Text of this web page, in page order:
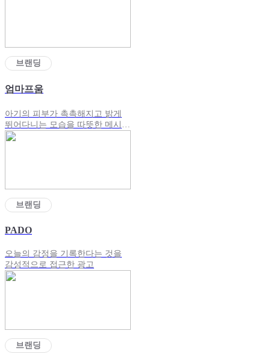
브랜딩
엄마프움
아기의 피부가 촉촉해지고 밝게
뛰어다니는 모습을 따뜻한 메시지
와 함께 녹인 브랜딩 광고
브랜딩
PADO
오늘의 감정을 기록한다는 것을
감성적으로 접근한 광고
브랜딩